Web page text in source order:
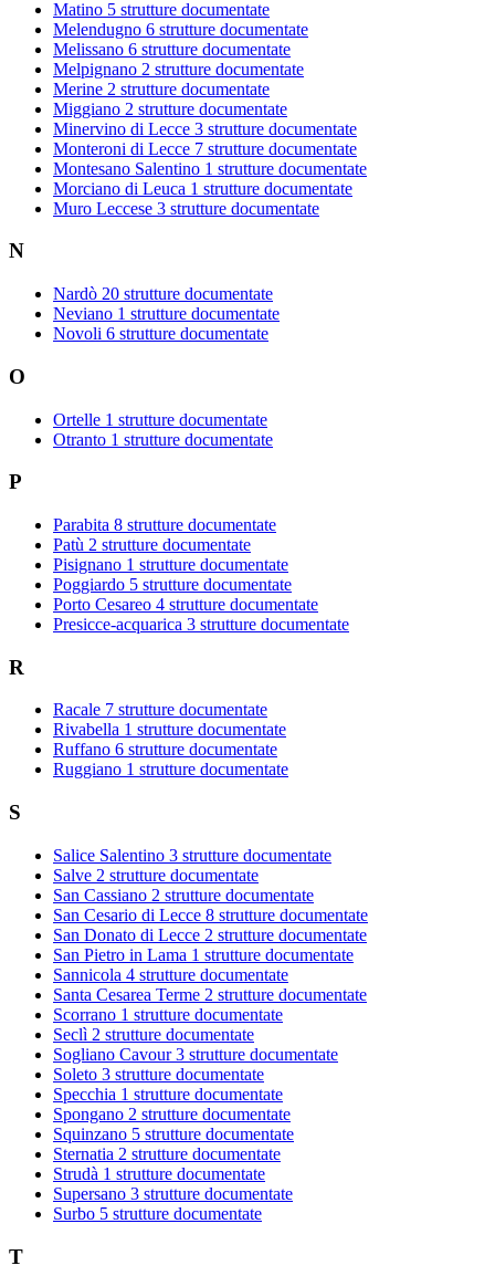
Matino 5 strutture documentate
Melendugno 6 strutture documentate
Melissano 6 strutture documentate
Melpignano 2 strutture documentate
Merine 2 strutture documentate
Miggiano 2 strutture documentate
Minervino di Lecce 3 strutture documentate
Monteroni di Lecce 7 strutture documentate
Montesano Salentino 1 strutture documentate
Morciano di Leuca 1 strutture documentate
Muro Leccese 3 strutture documentate
N
Nardò 20 strutture documentate
Neviano 1 strutture documentate
Novoli 6 strutture documentate
O
Ortelle 1 strutture documentate
Otranto 1 strutture documentate
P
Parabita 8 strutture documentate
Patù 2 strutture documentate
Pisignano 1 strutture documentate
Poggiardo 5 strutture documentate
Porto Cesareo 4 strutture documentate
Presicce-acquarica 3 strutture documentate
R
Racale 7 strutture documentate
Rivabella 1 strutture documentate
Ruffano 6 strutture documentate
Ruggiano 1 strutture documentate
S
Salice Salentino 3 strutture documentate
Salve 2 strutture documentate
San Cassiano 2 strutture documentate
San Cesario di Lecce 8 strutture documentate
San Donato di Lecce 2 strutture documentate
San Pietro in Lama 1 strutture documentate
Sannicola 4 strutture documentate
Santa Cesarea Terme 2 strutture documentate
Scorrano 1 strutture documentate
Seclì 2 strutture documentate
Sogliano Cavour 3 strutture documentate
Soleto 3 strutture documentate
Specchia 1 strutture documentate
Spongano 2 strutture documentate
Squinzano 5 strutture documentate
Sternatia 2 strutture documentate
Strudà 1 strutture documentate
Supersano 3 strutture documentate
Surbo 5 strutture documentate
T